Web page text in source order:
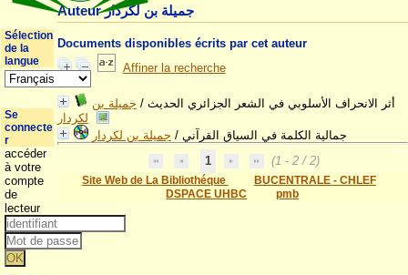
Auteur جميلة بن لكردار
Documents disponibles écrits par cet auteur
Affiner la recherche
أثر الانحراف الأسلوبي في الشعر الجزائري الحديث / جميلة بن
لكردار
جمالية الكلمة في السياق القرآني / جميلة بن لكردار
1
(1 - 2 / 2)
Site Web de La Bibliothéque
BUCENTRALE - CHLEF
DSPACE UHBC
pmb
Sélection
de la
langue
Se
connecte
r
accéder
à votre
compte
de
lecteur